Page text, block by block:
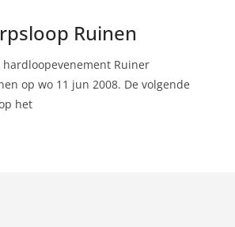
Ruinen
hardloopevenement Ruiner
op wo 11 jun 2008. De volgende
het